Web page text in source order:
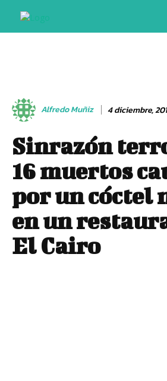
Alfredo Muñiz 4 diciembre,
Sinrazón
16 muertos
por un cóctel
en un
El Cairo